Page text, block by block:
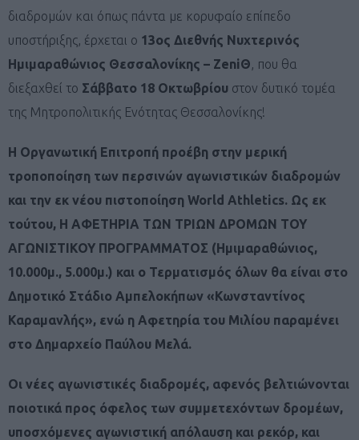
διαδρομών και όπως πάντα με κορυφαίο επίπεδο
υποστήριξης, έρχεται ο 13ος Διεθνής Νυχτερινός
Ημιμαραθώνιος Θεσσαλονίκης – ZeniΘ, που θα
διεξαχθεί το Σάββατο 18 Οκτωβρίου στον δυτικό τομέα
της Μητροπολιτικής Ενότητας Θεσσαλονίκης!
Η Οργανωτική Επιτροπή προέβη στην μερική
τροποποίηση των περσινών αγωνιστικών διαδρομών
και την εκ νέου πιστοποίηση World Athletics. Ως εκ
τούτου, Η ΑΦΕΤΗΡΙΑ ΤΩΝ ΤΡΙΩΝ ΔΡΟΜΩΝ ΤΟΥ
ΑΓΩΝΙΣΤΙΚΟΥ ΠΡΟΓΡΑΜΜΑΤΟΣ (Ημιμαραθώνιος,
10.000μ., 5.000μ.) και ο Τερματισμός όλων θα είναι στο
Δημοτικό Στάδιο Αμπελοκήπων «Κωνσταντίνος
Καραμανλής», ενώ η Αφετηρία του Μιλίου παραμένει
στο Δημαρχείο Παύλου Μελά.
Οι νέες αγωνιστικές διαδρομές, αφενός βελτιώνονται
ποιοτικά προς όφελος των συμμετεχόντων δρομέων,
υποσχόμενες αγωνιστική απόλαυση και ρεκόρ, και